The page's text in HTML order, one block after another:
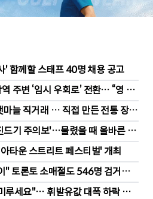
' 함께할 스태프 40명 채용 공고
주변 ‘임시 우회로’ 전환… “영 스
마늘 직거래 … 직접 만든 전통 장류
드기 주의보'…물렸을 때 올바른 대
타운 스트리트 페스티벌' 개최
" 토론토 소매절도 546명 검거…
루세요"… 휘발유값 대폭 하락 예